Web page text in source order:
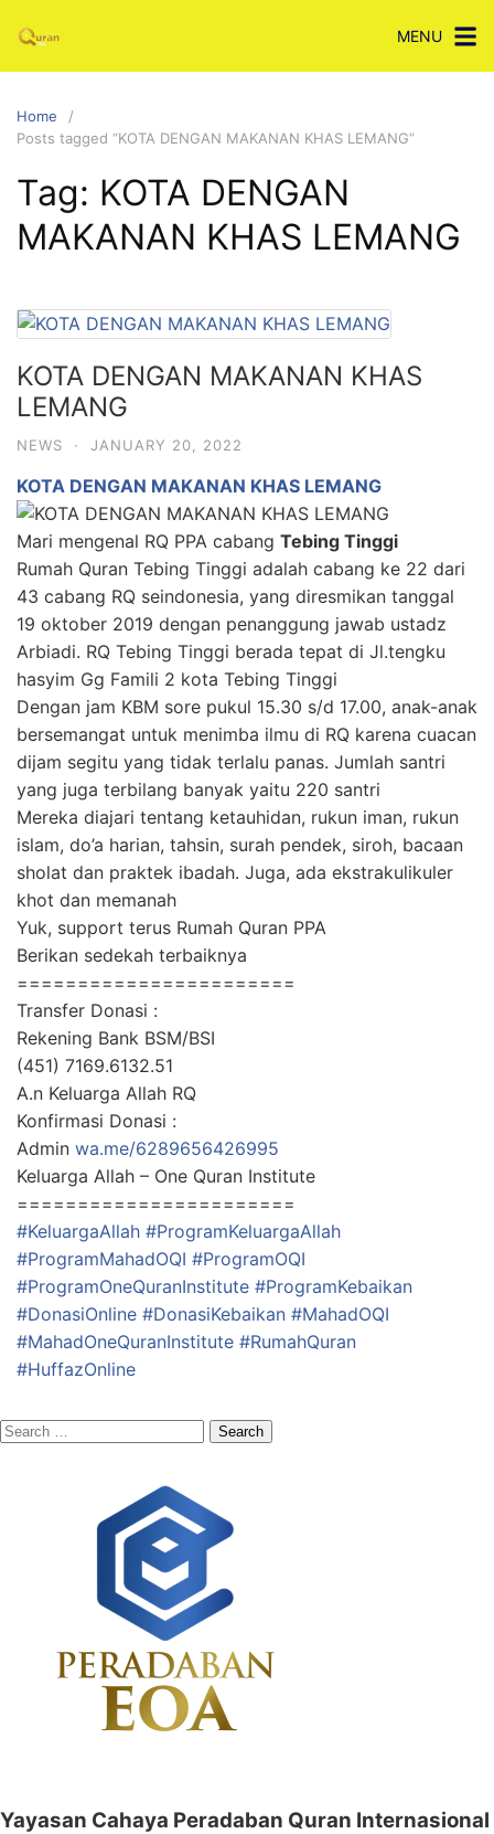
content
MENU
Home
Posts tagged “KOTA DENGAN MAKANAN KHAS LEMANG”
Tag: KOTA DENGAN
MAKANAN KHAS LEMANG
KOTA DENGAN MAKANAN KHAS
LEMANG
NEWS · JANUARY 20, 2022
KOTA DENGAN MAKANAN KHAS LEMANG
Mari mengenal RQ PPA cabang Tebing Tinggi
Rumah Quran Tebing Tinggi adalah cabang ke 22 dari
43 cabang RQ seindonesia, yang diresmikan tanggal
19 oktober 2019 dengan penanggung jawab ustadz
Arbiadi. RQ Tebing Tinggi berada tepat di Jl.tengku
hasyim Gg Famili 2 kota Tebing Tinggi
Dengan jam KBM sore pukul 15.30 s/d 17.00, anak-anak
bersemangat untuk menimba ilmu di RQ karena cuacan
dijam segitu yang tidak terlalu panas. Jumlah santri
yang juga terbilang banyak yaitu 220 santri
Mereka diajari tentang ketauhidan, rukun iman, rukun
islam, do’a harian, tahsin, surah pendek, siroh, bacaan
sholat dan praktek ibadah. Juga, ada ekstrakulikuler
khot dan memanah
Yuk, support terus Rumah Quran PPA
Berikan sedekah terbaiknya
=======================
Transfer Donasi :
Rekening Bank BSM/BSI
(451) 7169.6132.51
A.n Keluarga Allah RQ
Konfirmasi Donasi :
Admin wa.me/6289656426995
Keluarga Allah – One Quran Institute
=======================
#KeluargaAllah #ProgramKeluargaAllah
#ProgramMahadOQI #ProgramOQI
#ProgramOneQuranInstitute #ProgramKebaikan
#DonasiOnline #DonasiKebaikan #MahadOQI
#MahadOneQuranInstitute #RumahQuran
#HuffazOnline
Search
Yayasan Cahaya Peradaban Quran Internasional